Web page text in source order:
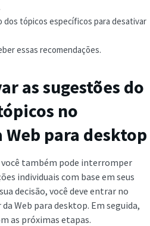
dos tópicos específicos para desativar
essas recomendações.
as sugestões do
no
para desktop
também pode interromper
individuais com base em seus
decisão, você deve entrar no
Web para desktop. Em seguida,
as próximas etapas.